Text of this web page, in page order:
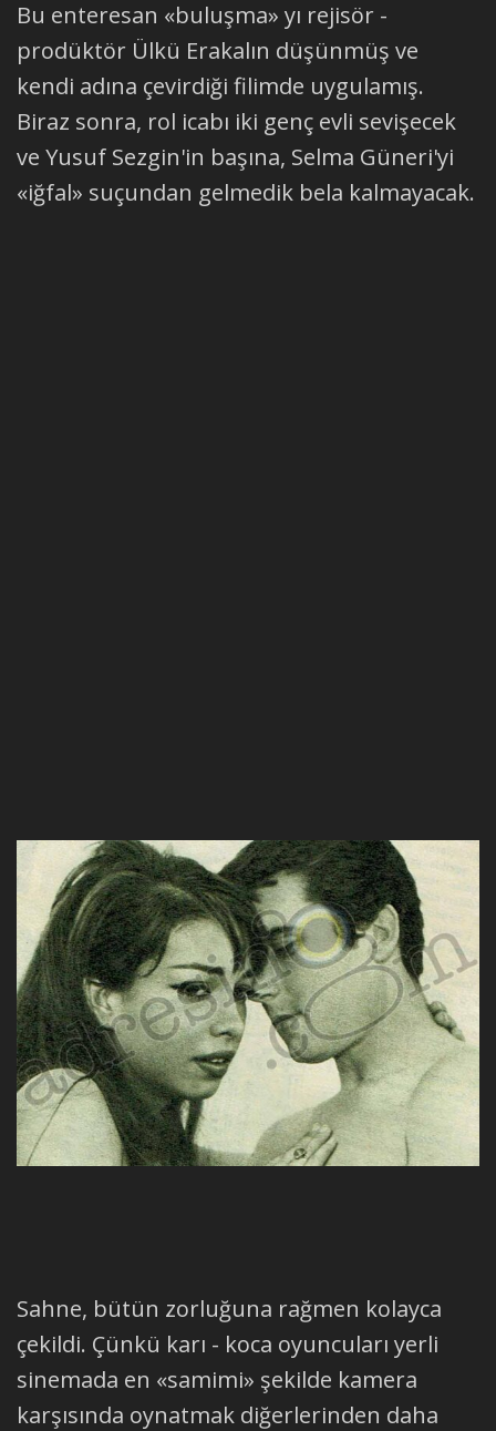
Bu enteresan «buluşma» yı rejisör -
prodüktör Ülkü Erakalın düşünmüş ve
kendi adına çevirdiği filimde uygulamış.
Biraz sonra, rol icabı iki genç evli sevişecek
ve Yusuf Sezgin'in başına, Selma Güneri'yi
«iğfal» suçundan gelmedik bela kalmayacak.
Sahne, bütün zorluğuna rağmen kolayca
çekildi. Çünkü karı - koca oyuncuları yerli
sinemada en «samimi» şekilde kamera
karşısında oynatmak diğerlerinden daha